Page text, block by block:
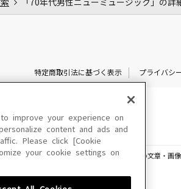
「70年代男性ニューミュージック」の詳
特定商取引法に基づく表示 プライバシ
このサイトに掲載されている一切の文章・画
improve your experience on
content and ads and
Please click [Cookie
your cookie settings on